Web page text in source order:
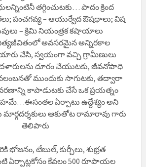
తగ్గించుటకు… పాదం క్రింద
పంచగవ్య – ఆయుర్వేద ఔషధాలు; విష
– క్రిమి నియంత్రక కషాయాలు
అవసరమైన అన్నిరకాల
చేసి, స్వయంగా వచ్చి గ్రామీణులు
దళారులను దూరం చేయుటకు, జీవనోపాధి
ముందుకు సాగుటకు, తద్వారా
కాపాడుటకు చేసే ఒక ప్రయత్నం
ఏర్పాటు ఉద్దేశ్యం అని
మార్గదర్శకులు ఆకుతోట రామారావు గారు
తెలిపారు
భోజనం, టేబుల్, కుర్చీలు, శుభ్రత
ఏర్పాట్లకోసం కేవలం 500 రూపాయల